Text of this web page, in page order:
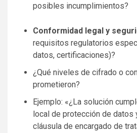
posibles incumplimientos?
Conformidad legal y
requisitos regulatorios
datos, certificaciones)?
¿Qué niveles de cifrado o
prometieron?
Ejemplo: «¿La solución
local de protección de datos
cláusula de encargado de